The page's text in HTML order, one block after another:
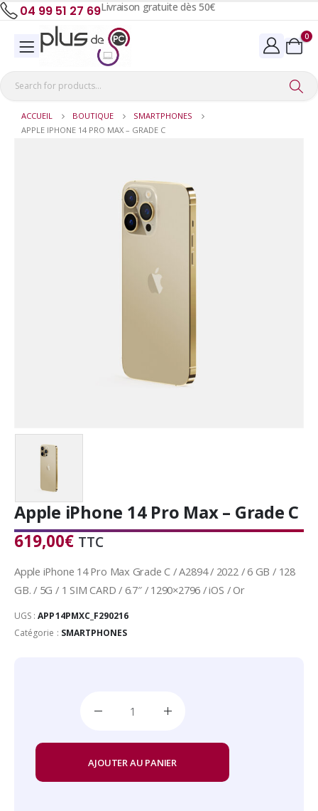
04 99 51 27 69Livraison gratuite dès 50€
0
ACCUEIL BOUTIQUE
SMARTPHONES
APPLE IPHONE 14 PRO MAX – GRADE C
Apple iPhone 14 Pro Max – Grade C
619,00€ TTC
Apple iPhone 14 Pro Max Grade C / A2894 / 2022 / 6 GB / 128
GB. / 5G / 1 SIM CARD / 6.7″ / 1290×2796 / iOS / Or
UGS :APP14PMXC_F290216
Catégorie : SMARTPHONES
AJOUTER AU PANIER